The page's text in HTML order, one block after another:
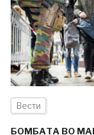
Вести
БОМБАТА ВО